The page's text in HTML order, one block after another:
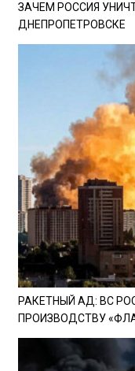
ЗАЧЕМ РОССИЯ
ДНЕПРОПЕТРОВСКЕ
РАКЕТНЫЙ АД: ВС
ПРОИЗВОДСТВУ